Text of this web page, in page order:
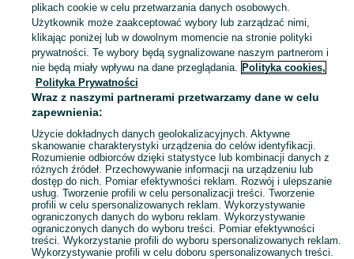
Sprzedaż części do narzędzi Śląskie ▶️ Szeroki wybór różnych marek w atrakcyjnych cenach ✅ Nowe i używane ☝ Sprawdź oferty i kupuj na OLX.pl!
Mapa kategorii
Mapa miejscowości
Mapa ministron
Popularne wyszukiwania
plikach cookie w celu przetwarzania danych osobowych.
Użytkownik może zaakceptować wybory lub zarządzać nimi,
klikając poniżej lub w dowolnym momencie na stronie polityki
prywatności. Te wybory będą sygnalizowane naszym partnerom i
nie będą miały wpływu na dane przeglądania. Polityka cookies,
Polityka Prywatności
Wraz z naszymi partnerami przetwarzamy dane w celu
zapewnienia:
Użycie dokładnych danych geolokalizacyjnych. Aktywne
skanowanie charakterystyki urządzenia do celów identyfikacji.
Rozumienie odbiorców dzięki statystyce lub kombinacji danych z
różnych źródeł. Przechowywanie informacji na urządzeniu lub
dostęp do nich. Pomiar efektywności reklam. Rozwój i ulepszanie
usług. Tworzenie profili w celu personalizacji treści. Tworzenie
profili w celu spersonalizowanych reklam. Wykorzystywanie
ograniczonych danych do wyboru reklam. Wykorzystywanie
ograniczonych danych do wyboru treści. Pomiar efektywności
treści. Wykorzystanie profili do wyboru spersonalizowanych reklam.
Wykorzystywanie profili w celu doboru spersonalizowanych treści.